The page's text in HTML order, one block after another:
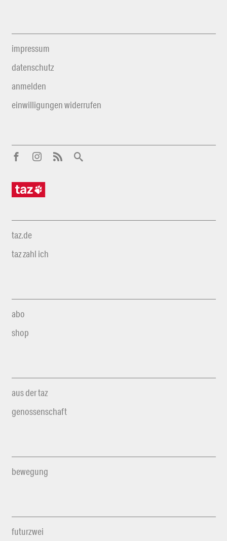
impressum
datenschutz
anmelden
einwilligungen widerrufen
taz.de
taz zahl ich
abo
shop
aus der taz
genossenschaft
bewegung
futurzwei